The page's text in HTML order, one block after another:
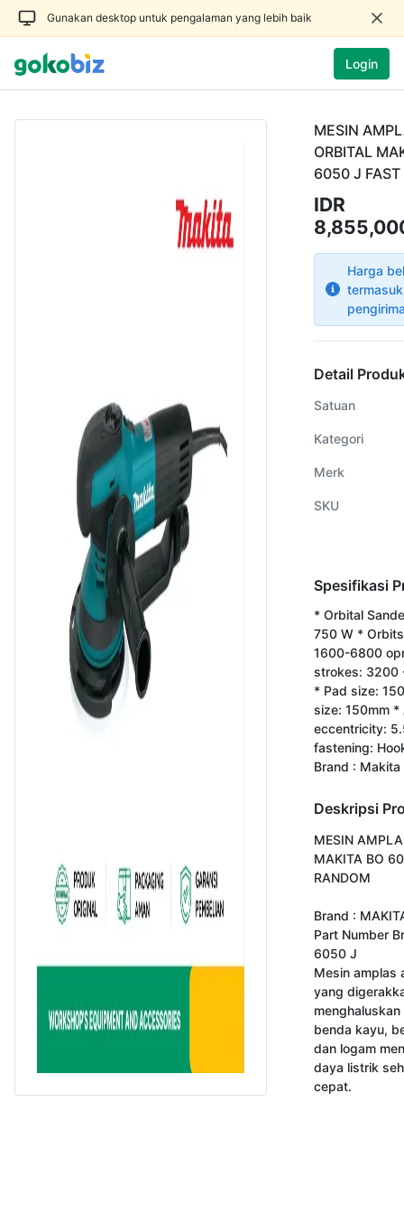
Gunakan desktop untuk pengalaman yang lebih baik
Login
MESIN
ORBITAL
6050 J FAST
IDR
Harga
Detail
Satuan
Kategori
Merk
SKU
Spesifikasi
* Orbital
750 W *
1600-6800
strokes: 3200
* Pad size:
size: 150mm *
eccentricity:
fastening:
Brand : Makita
Deskripsi
MESIN
MAKITA BO
RANDOM
Brand :
Part Number
6050 J
Mesin amplas
yang
benda kayu,
dan logam
daya listrik
cepat.